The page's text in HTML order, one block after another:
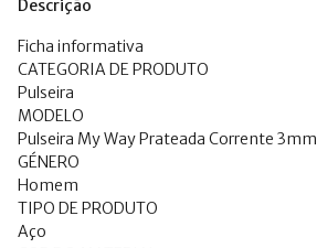
Descrição
Ficha informativa
CATEGORIA DE PRODUTO
Pulseira
MODELO
Pulseira My Way Prateada Corrente 3mm
GÉNERO
Homem
TIPO DE PRODUTO
Aço